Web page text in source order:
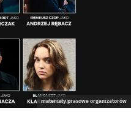
materiały prasowe organizatorów